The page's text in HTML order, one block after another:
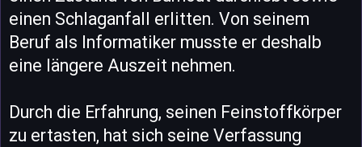
einen Schlaganfall erlitten. Von seinem
Beruf als Informatiker musste er deshalb
eine längere Auszeit nehmen.
Durch die Erfahrung, seinen Feinstoffkörper
zu ertasten, hat sich seine Verfassung